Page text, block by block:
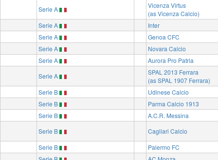
Serie A
Vicenza Virtus
(as Vicenza Calcio)
Serie A
Inter
Serie A
Genoa CFC
Serie A
Novara Calcio
Serie A
Aurora Pro Patria
Serie A
SPAL 2013 Ferrara
(as SPAL 1907 Ferrara)
Serie B
Udinese Calcio
Serie B
Parma Calcio 1913
Serie B
A.C.R. Messina
Serie B
Cagliari Calcio
Serie B
Palermo FC